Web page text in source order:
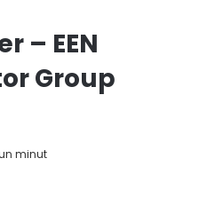
– EEN
Group
minut